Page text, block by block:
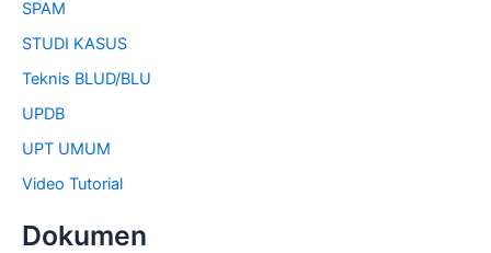
SPAM
STUDI KASUS
Teknis BLUD/BLU
UPDB
UPT UMUM
Video Tutorial
Dokumen